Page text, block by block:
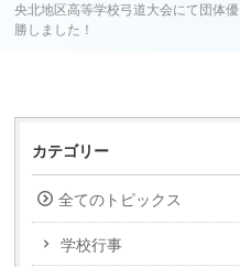
央北地区高等学校弓道大会にて団体優
勝しました！
カテゴリー
全てのトピックス
学校行事